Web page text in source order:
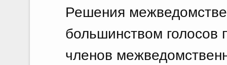
Решения
большинством голосов
членов